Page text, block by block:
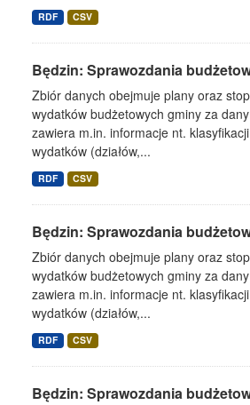
RDF CSV
Będzin: Sprawozdania
Zbiór danych obejmuje plany oraz
wydatków budżetowych gminy za
zawiera m.in. informacje nt.
wydatków (działów,...
RDF CSV
Będzin: Sprawozdania
Zbiór danych obejmuje plany oraz
wydatków budżetowych gminy za
zawiera m.in. informacje nt.
wydatków (działów,...
RDF CSV
Będzin: Sprawozdania